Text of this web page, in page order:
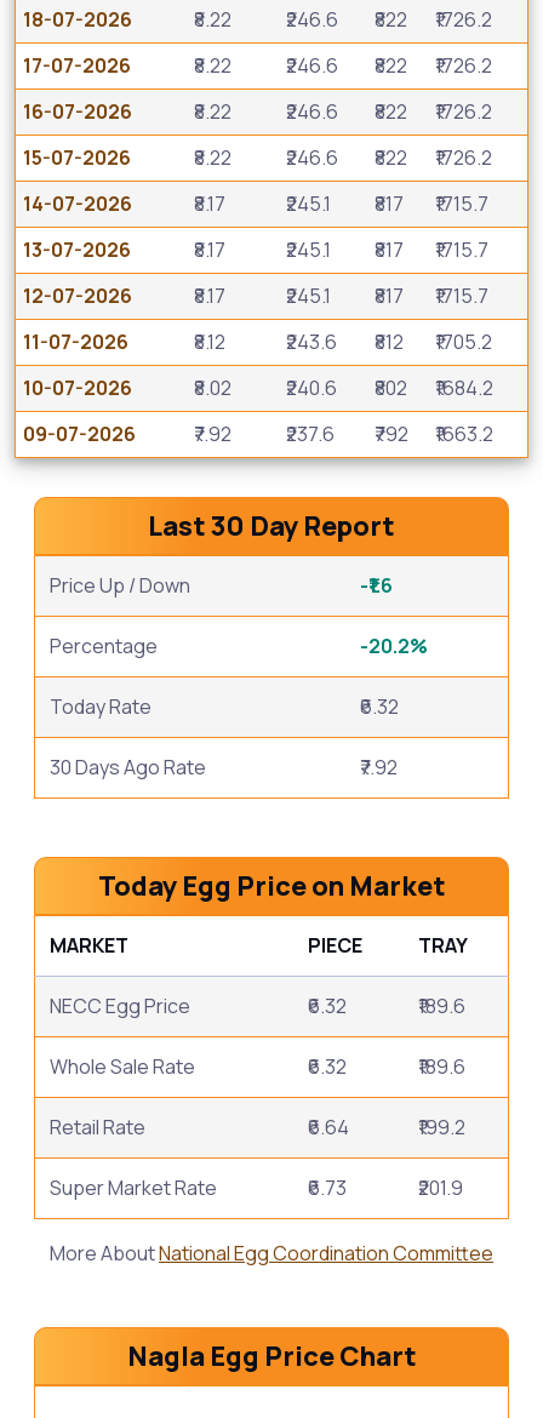
18-07-2026
₹8.22 ₹246.6 ₹822
₹1726.2
17-07-2026
₹8.22 ₹246.6 ₹822
₹1726.2
16-07-2026
₹8.22 ₹246.6 ₹822
₹1726.2
15-07-2026
₹8.22 ₹246.6 ₹822
₹1726.2
14-07-2026
₹8.17 ₹245.1 ₹817
₹1715.7
13-07-2026
₹8.17 ₹245.1 ₹817
₹1715.7
12-07-2026
₹8.17 ₹245.1 ₹817
₹1715.7
11-07-2026
₹8.12 ₹243.6 ₹812
₹1705.2
10-07-2026
₹8.02 ₹240.6 ₹802
₹1684.2
09-07-2026
₹7.92 ₹237.6 ₹792 ₹1663.2
Last 30 Day Report
Price Up / Down -₹1.6
Percentage -20.2%
Today Rate ₹6.32
30 Days Ago Rate ₹7.92
Today Egg Price on Market
MARKET PIECE TRAY
NECC Egg Price ₹6.32 ₹189.6
Whole Sale Rate ₹6.32 ₹189.6
Retail Rate ₹6.64 ₹199.2
Super Market Rate ₹6.73 ₹201.9
More AboutNational Egg Coordination Committee
Nagla Egg Price Chart